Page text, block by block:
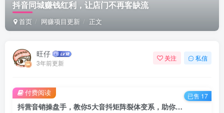
抖音同城赚钱红利，让店门‬不再客缺‬流
首页 网赚项目更新 正文
旺仔
3年前更新
关注 私信
抖营音‬销操盘手，教你5大音抖‬矩阵裂体变‬系，助你抓住抖音同城赚钱红利，让店门‬不再客缺‬流
付费阅读 已售 17